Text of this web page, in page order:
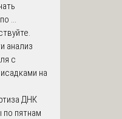
...
анализ
с
на
ДНК
пятнам